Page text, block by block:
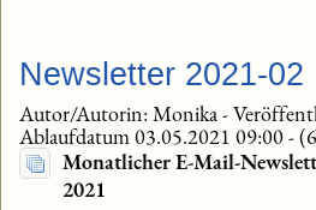
Newsletter 2021-02
Autor/Autorin: Monika-
Ablaufdatum 03.05.2021 09:00-
Monatlicher E-Mail-
2021